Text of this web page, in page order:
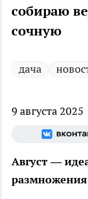
собираю
сочную
дача
9 августа 2025
Август —